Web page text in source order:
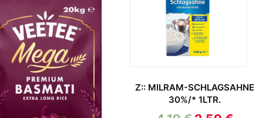
Z:: MILRAM-SCHLAGSAHNE
30%/* 1LTR.